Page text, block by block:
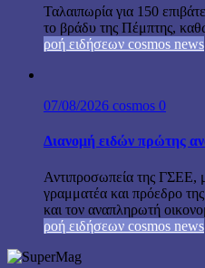
Ταλαιπωρία για 150
το βράδυ της Πέμπτης,
ροή ειδήσεων cosmos news
07/08/2026 cosmos 0
Διανομή ειδών πρώτης
Αντιπροσωπεία της ΓΣΕΕ,
γραμματέα και πρόεδρο
και τον αναπληρωτή
ροή ειδήσεων cosmos news